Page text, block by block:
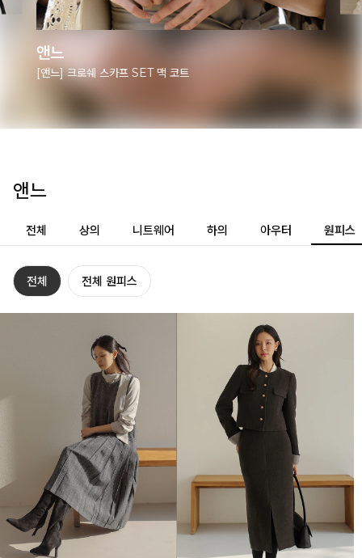
앤느
[앤느] 펀칭 버튼 니트 뷔스티에 SET
앤느
전체 상의 니트웨어 하의 아우터 원피스
전체 전체 원피스